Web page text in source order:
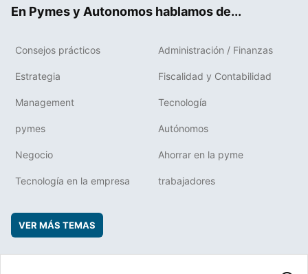
En Pymes y Autonomos hablamos de...
Consejos prácticos Administración / Finanzas
Estrategia Fiscalidad y Contabilidad
Management Tecnología
pymes Autónomos
Negocio Ahorrar en la pyme
Tecnología en la empresa trabajadores
VER MÁS TEMAS